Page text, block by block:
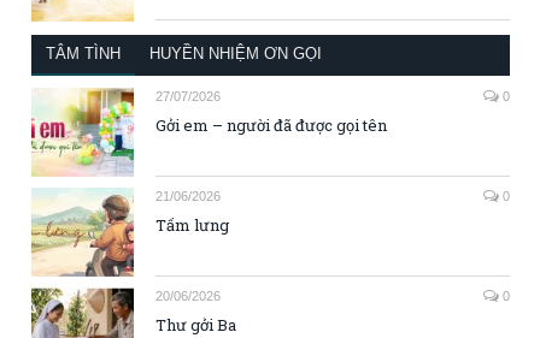
TÂM TÌNH HUYỀN NHIỆM ƠN GỌI
27/07/2026 0
Gởi em – người đã được gọi tên
21/06/2026 0
Tấm lưng
20/06/2026 0
Thư gởi Ba